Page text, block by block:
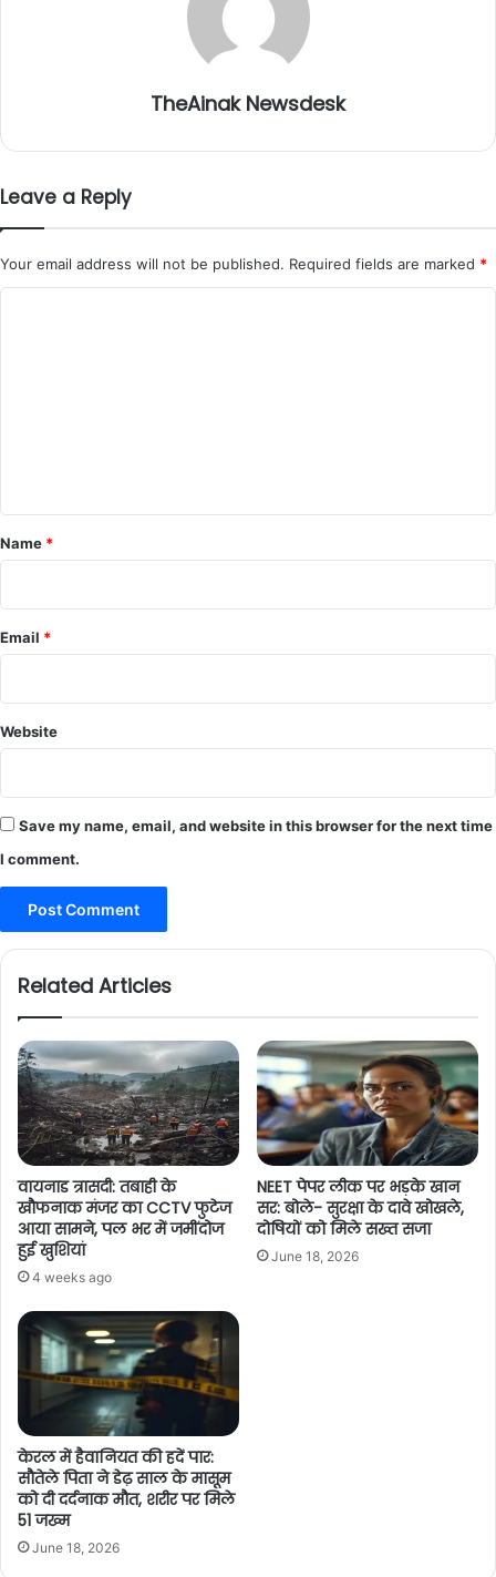
TheAinak Newsdesk
Leave a Reply
Your email address will not be published. Required fields are marked *
*
Name *
Email *
Website
Save my name, email, and website in this browser for the next time
I comment.
Related Articles
वायनाड त्रासदी: तबाही के
खौफनाक मंजर का CCTV फुटेज
आया सामने, पल भर में जमींदोज
हुई खुशियां
4 weeks ago
NEET पेपर लीक पर भड़के खान
सर: बोले- सुरक्षा के दावे खोखले,
दोषियों को मिले सख्त सजा
June 18, 2026
केरल में हैवानियत की हदें पार:
सौतेले पिता ने डेढ़ साल के मासूम
को दी दर्दनाक मौत, शरीर पर मिले
51 जख्म
June 18, 2026